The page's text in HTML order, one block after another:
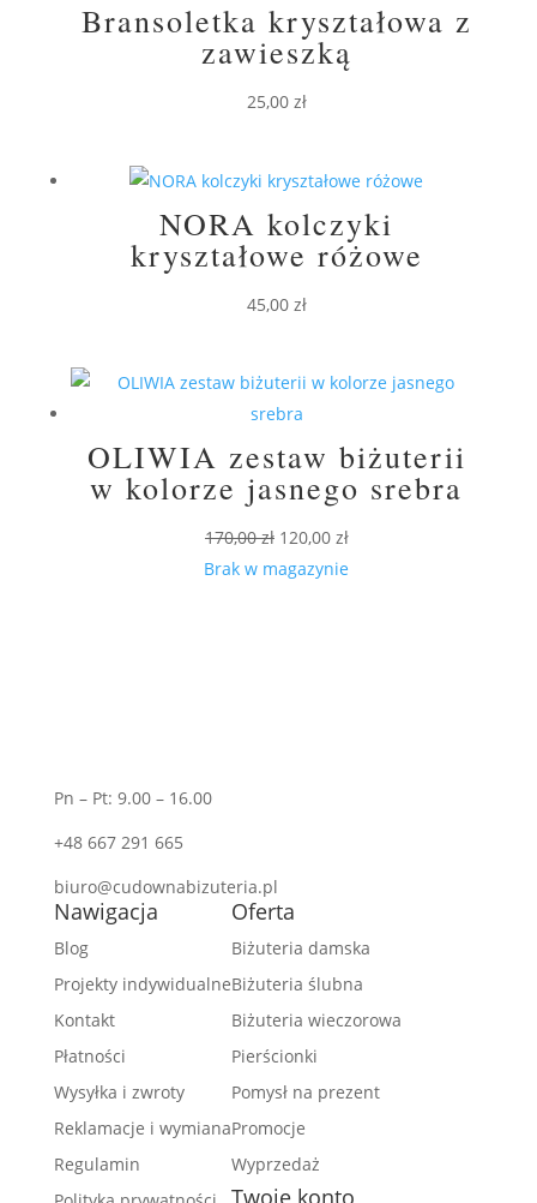
Bransoletka kryształowa z
zawieszką
25,00 zł
NORA kolczyki
kryształowe różowe
45,00 zł
OLIWIA zestaw biżuterii
w kolorze jasnego srebra
170,00zł Pierwotna
cena
120,00 złAktualna
cena
Brak w magazynie
Pn – Pt: 9.00 – 16.00
+48 667 291 665
biuro@cudownabizuteria.pl
Nawigacja
Blog
Projekty indywidualne
Kontakt
Płatności
Wysyłka i zwroty
Reklamacje i wymiana
Regulamin
Oferta
Biżuteria damska
Biżuteria ślubna
Biżuteria wieczorowa
Pierścionki
Pomysł na prezent
Promocje
Wyprzedaż
Twoje konto